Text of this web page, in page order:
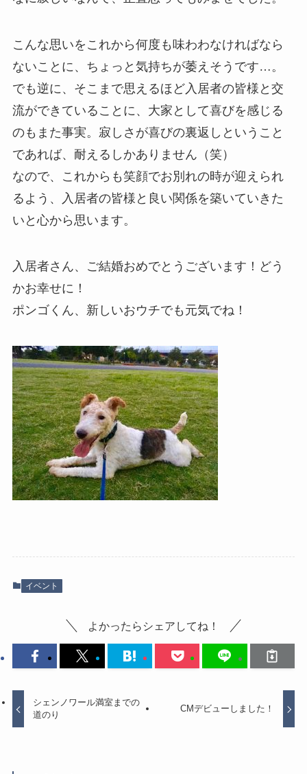
こんな思いをこれから何度も味わわなければなら
ないことに、ちょっと気持ちが萎えそうです…。
でも逆に、そこまで思えるほど入居者の皆様と交
流ができていることに、大家として喜びを感じる
のもまた事実。寂しさが喜びの裏返しということ
であれば、耐えるしかありません（笑）
なので、これからも笑顔でお別れの時が迎えられ
るよう、入居者の皆様と良い関係を築いていきた
いと心から思います。
入居者さん、ご結婚おめでとうございます！どう
かお幸せに！
ポンゴくん、新しいおウチでも元気でね！
イベント
よかったらシェアしてね！
シェンノワール満室までの
道のり
CMデビューしました！